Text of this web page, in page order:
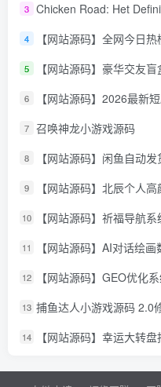
3 Chicken Road: Het
4 【网站源码】全网今日
5 【网站源码】豪华交友盲盒
6 【网站源码】2026最新短剧
7 召唤神龙小游戏源码
8 【网站源码】闲鱼自动发
9 【网站源码】北辰个人
10 【网站源码】祈福导航
11 【网站源码】AI对话绘
12 【网站源码】GEO优化
13 捕鱼达人小游戏源码 2.0
14 【网站源码】幸运大转